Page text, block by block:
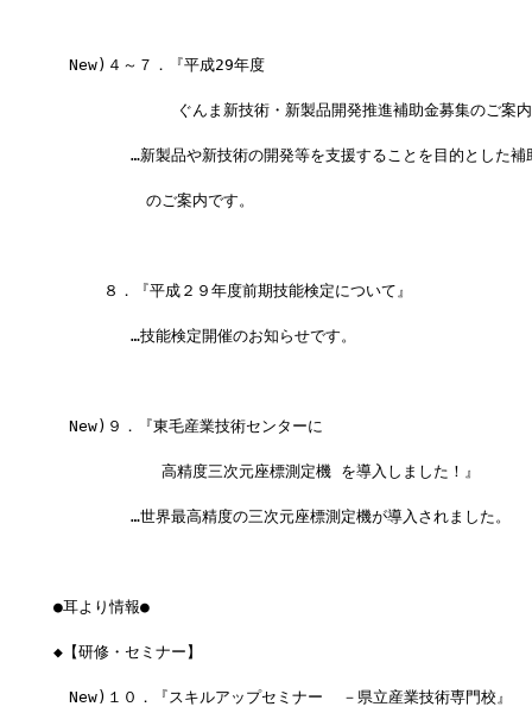
New)４～７．『平成29年度
ぐんま新技術・新製品開発推進補助金募集のご案内
…新製品や新技術の開発等を支援することを目的とした補
のご案内です。
  　　８．『平成２９年度前期技能検定について』
…技能検定開催のお知らせです。
New)９．『東毛産業技術センターに
高精度三次元座標測定機 を導入しました！』
…世界最高精度の三次元座標測定機が導入されました。
●耳より情報●
◆【研修・セミナー】
New)１０．『スキルアップセミナー  －県立産業技術専門校』